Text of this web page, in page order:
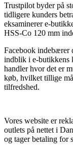
Trustpilot byder på
tidligere kunders
eksaminerer e-
HSS-Co 120 mm
Facebook indebærer
indblik i e-butikkens
handler hvor det er
køb, hvilket tillige
tilfredshed.
Vores website er
outlets på nettet i
og tager betaling for